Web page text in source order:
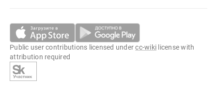
Public user contributions licensed undercc-wiki license with
attribution required